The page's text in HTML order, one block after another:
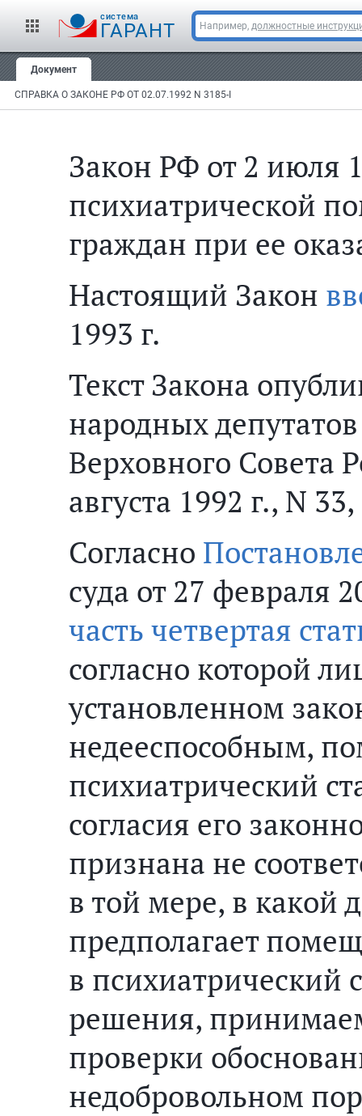
cистема
ГАРАНТ Например, должностные
Документ
СПРАВКА О ЗАКОНЕ РФ ОТ 02.07.1992 N 3185-I
Закон РФ от 2 июля
психиатрической
граждан при ее
Настоящий Закон
1993 г.
Текст Закона
народных
Верховного Совета
августа 1992 г., N
Согласно
суда от 27 февраля
часть четвертая
согласно которой
установленном
недееспособным,
психиатрический
согласия его
признана не
в той мере, в какой
предполагает
в психиатрический
решения,
проверки
недобровольном